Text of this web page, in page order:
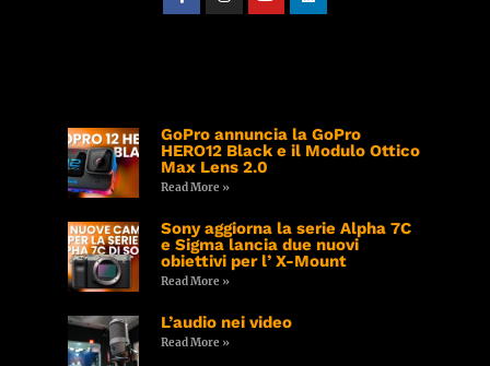
GoPro annuncia la GoPro
HERO12 Black e il Modulo Ottico
Max Lens 2.0
Read More »
Sony aggiorna la serie Alpha 7C
e Sigma lancia due nuovi
obiettivi per l’ X-Mount
Read More »
L’audio nei video
Read More »